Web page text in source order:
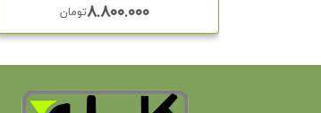
تومان ۸.۸۰۰.۰۰۰